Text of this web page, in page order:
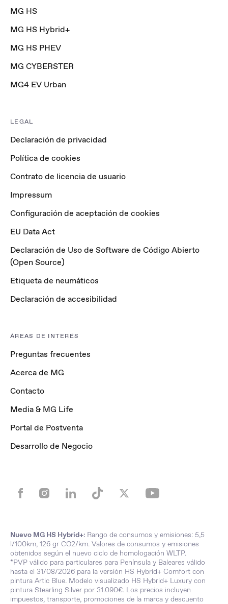
MG HS
MG HS Hybrid+
MG HS PHEV
MG CYBERSTER
MG4 EV Urban
LEGAL
Declaración de privacidad
Política de cookies
Contrato de licencia de usuario
Impressum
Configuración de aceptación de cookies
EU Data Act
Declaración de Uso de Software de Código Abierto
(Open Source)
Etiqueta de neumáticos
Declaración de accesibilidad
ÁREAS DE INTERÉS
Preguntas frecuentes
Acerca de MG
Contacto
Media & MG Life
Portal de Postventa
Desarrollo de Negocio
Nuevo MG HS Hybrid+: Rango de consumos y emisiones: 5,5
l/100km, 126 gr CO2/km. Valores de consumos y emisiones
obtenidos según el nuevo ciclo de homologación WLTP.
*PVP válido para particulares para Península y Baleares válido
hasta el 31/08/2026 para la versión HS Hybrid+ Comfort con
pintura Artic Blue. Modelo visualizado HS Hybrid+ Luxury con
pintura Stearling Silver por 31.090€. Los precios incluyen
impuestos, transporte, promociones de la marca y descuento